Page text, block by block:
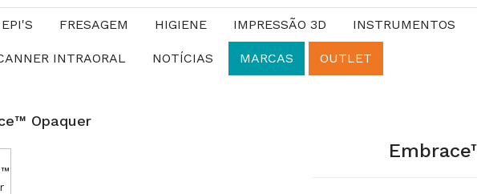
EPI'S FRESAGEM HIGIENE IMPRESSÃO 3D INSTRUMENTOS
INTRAORAL NOTÍCIAS MARCAS
OUTLET
Opaquer